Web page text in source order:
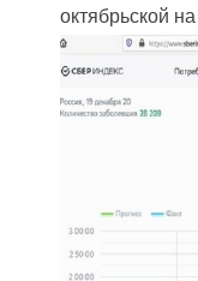
октябрьской